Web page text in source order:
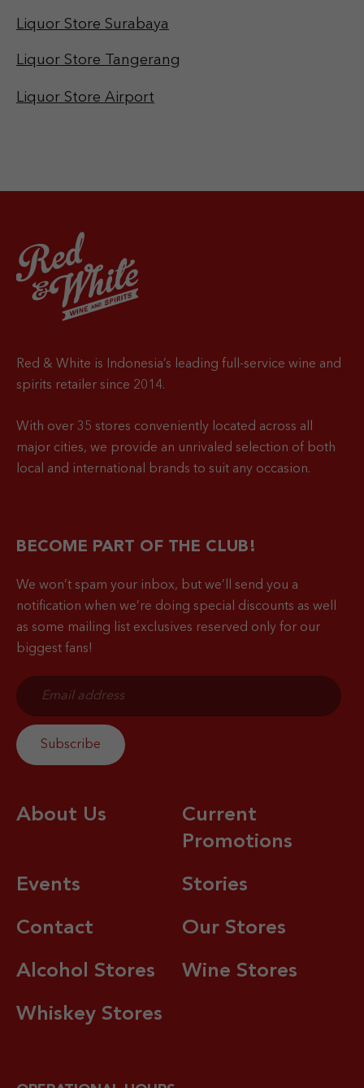
Liquor Store Surabaya
Liquor Store Tangerang
Liquor Store Airport
Red & White is Indonesia’s leading full-service wine and
spirits retailer since 2014.
With over 35 stores conveniently located across all
major cities, we provide an unrivaled selection of both
local and international brands to suit any occasion.
BECOME PART OF THE CLUB!
We won’t spam your inbox, but we’ll send you a
notification when we’re doing special discounts as well
as some mailing list exclusives reserved only for our
biggest fans!
About Us
Current
Promotions
Events Stories
Contact Our Stores
Alcohol Stores Wine Stores
Whiskey Stores